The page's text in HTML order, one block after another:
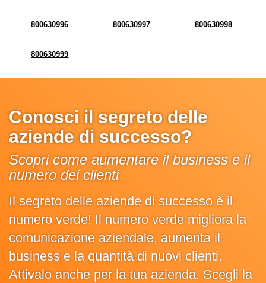
800630996 800630997 800630998
800630999
Conosci il segreto delle
aziende di successo?
Scopri come aumentare il business e il
numero dei clienti
Il segreto delle aziende di successo è il
numero verde! Il numero verde migliora la
comunicazione aziendale, aumenta il
business e la quantità di nuovi clienti.
Attivalo anche per la tua azienda. Scegli la